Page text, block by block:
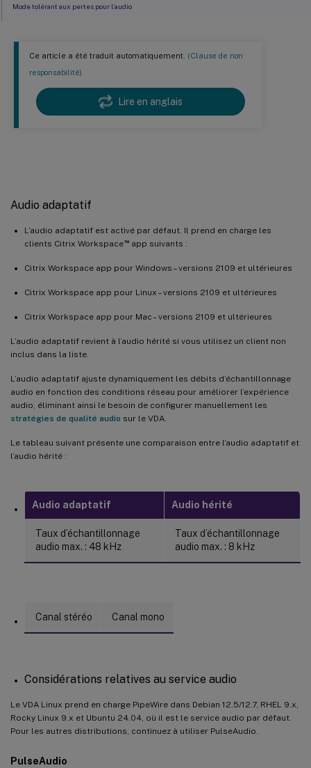
Ce article a été traduit automatiquement. (Clause de non
responsabilité)
Lire en anglais
Audio adaptatif
L’audio adaptatif est activé par défaut. Il prend en charge les
clients Citrix Workspace™app suivants :
Citrix Workspace app pour Windows – versions 2109 et ultérieures
Citrix Workspace app pour Linux – versions 2109 et ultérieures
Citrix Workspace app pour Mac – versions 2109 et ultérieures
L’audio adaptatif revient à l’audio hérité si vous utilisez un client non
inclus dans la liste.
L’audio adaptatif ajuste dynamiquement les débits d’échantillonnage
audio en fonction des conditions réseau pour améliorer l’expérience
audio, éliminant ainsi le besoin de configurer manuellement les
stratégies de qualité audio sur le VDA.
Le tableau suivant présente une comparaison entre l’audio adaptatif et
l’audio hérité :
Audio adaptatif Audio hérité
Taux d’échantillonnage
audio max. : 48 kHz
Taux d’échantillonnage
audio max. : 8 kHz
Canal stéréo Canal mono
Considérations relatives au service audio
Le VDA Linux prend en charge PipeWire dans Debian 12.5/12.7, RHEL 9.x,
Rocky Linux 9.x et Ubuntu 24.04, où il est le service audio par défaut.
Pour les autres distributions, continuez à utiliser PulseAudio.
PulseAudio
Mode tolérant aux pertes pour l’audio
Améliorateur de qualité audio pour l’audio adaptatif (aperçu)
Prise en charge de plusieurs périphériques audio